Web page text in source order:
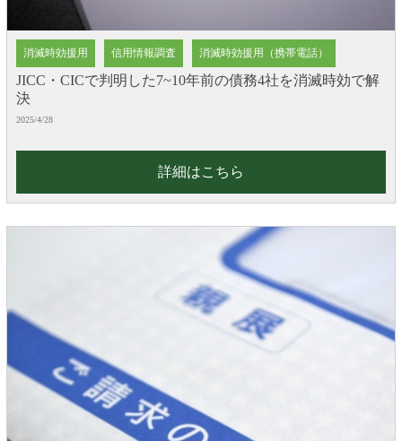
消滅時効援用 信用情報調査 消滅時効援用（携帯電話）
JICC・CICで判明した7~10年前の債務4社を消滅時効で解
決
2025/4/28
詳細はこちら